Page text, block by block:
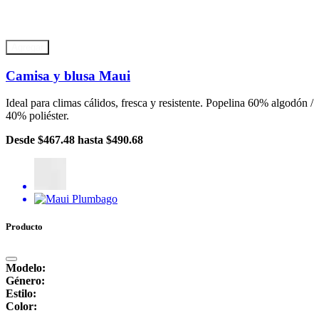
Camisa y blusa Maui
Ideal para climas cálidos, fresca y resistente. Popelina 60% algodón /
40% poliéster.
Desde $467.48 hasta $490.68
Producto
Modelo:
Género:
Estilo:
Color: